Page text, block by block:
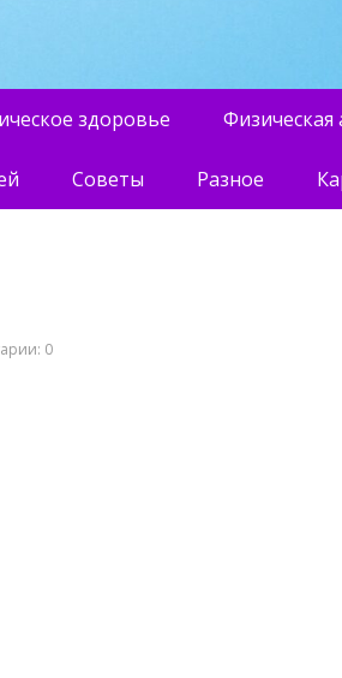
здоровье Физическая
Советы Разное
0